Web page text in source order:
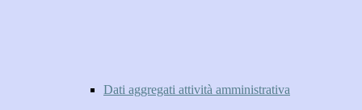
Dati aggregati attività amministrativa